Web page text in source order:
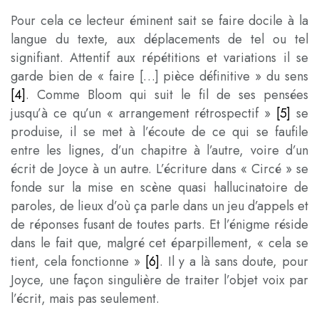
Pour cela ce lecteur éminent sait se faire docile à la
langue du texte, aux déplacements de tel ou tel
signifiant. Attentif aux répétitions et variations il se
garde bien de « faire […] pièce définitive » du sens
[4]. Comme Bloom qui suit le fil de ses pensées
jusqu’à ce qu’un « arrangement rétrospectif » [5] se
produise, il se met à l’écoute de ce qui se faufile
entre les lignes, d’un chapitre à l’autre, voire d’un
écrit de Joyce à un autre. L’écriture dans « Circé » se
fonde sur la mise en scène quasi hallucinatoire de
paroles, de lieux d’où ça parle dans un jeu d’appels et
de réponses fusant de toutes parts. Et l’énigme réside
dans le fait que, malgré cet éparpillement, « cela se
tient, cela fonctionne » [6]. Il y a là sans doute, pour
Joyce, une façon singulière de traiter l’objet voix par
l’écrit, mais pas seulement.